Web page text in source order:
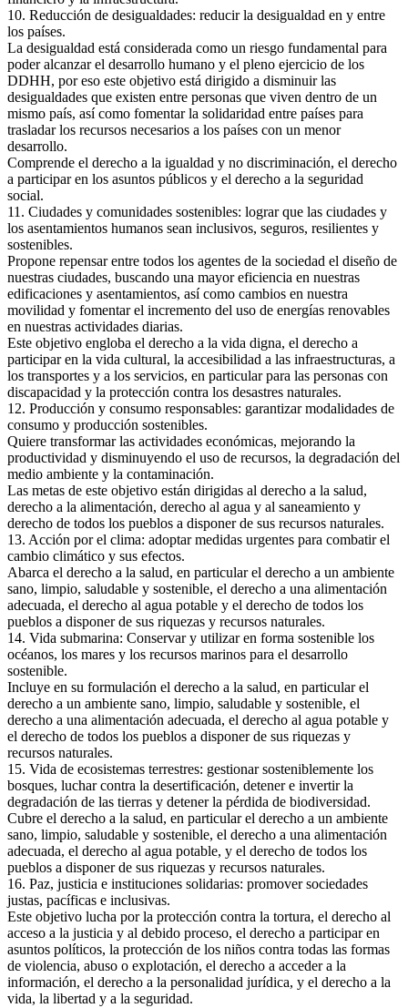
10. Reducción de desigualdades: reducir la desigualdad en y entre
los países.
La desigualdad está considerada como un riesgo fundamental para
poder alcanzar el desarrollo humano y el pleno ejercicio de los
DDHH, por eso este objetivo está dirigido a disminuir las
desigualdades que existen entre personas que viven dentro de un
mismo país, así como fomentar la solidaridad entre países para
trasladar los recursos necesarios a los países con un menor
desarrollo.
Comprende el derecho a la igualdad y no discriminación, el derecho
a participar en los asuntos públicos y el derecho a la seguridad
social.
11. Ciudades y comunidades sostenibles: lograr que las ciudades y
los asentamientos humanos sean inclusivos, seguros, resilientes y
sostenibles.
Propone repensar entre todos los agentes de la sociedad el diseño de
nuestras ciudades, buscando una mayor eficiencia en nuestras
edificaciones y asentamientos, así como cambios en nuestra
movilidad y fomentar el incremento del uso de energías renovables
en nuestras actividades diarias.
Este objetivo engloba el derecho a la vida digna, el derecho a
participar en la vida cultural, la accesibilidad a las infraestructuras, a
los transportes y a los servicios, en particular para las personas con
discapacidad y la protección contra los desastres naturales.
12. Producción y consumo responsables: garantizar modalidades de
consumo y producción sostenibles.
Quiere transformar las actividades económicas, mejorando la
productividad y disminuyendo el uso de recursos, la degradación del
medio ambiente y la contaminación.
Las metas de este objetivo están dirigidas al derecho a la salud,
derecho a la alimentación, derecho al agua y al saneamiento y
derecho de todos los pueblos a disponer de sus recursos naturales.
13. Acción por el clima: adoptar medidas urgentes para combatir el
cambio climático y sus efectos.
Abarca el derecho a la salud, en particular el derecho a un ambiente
sano, limpio, saludable y sostenible, el derecho a una alimentación
adecuada, el derecho al agua potable y el derecho de todos los
pueblos a disponer de sus riquezas y recursos naturales.
14. Vida submarina: Conservar y utilizar en forma sostenible los
océanos, los mares y los recursos marinos para el desarrollo
sostenible.
Incluye en su formulación el derecho a la salud, en particular el
derecho a un ambiente sano, limpio, saludable y sostenible, el
derecho a una alimentación adecuada, el derecho al agua potable y
el derecho de todos los pueblos a disponer de sus riquezas y
recursos naturales.
15. Vida de ecosistemas terrestres: gestionar sosteniblemente los
bosques, luchar contra la desertificación, detener e invertir la
degradación de las tierras y detener la pérdida de biodiversidad.
Cubre el derecho a la salud, en particular el derecho a un ambiente
sano, limpio, saludable y sostenible, el derecho a una alimentación
adecuada, el derecho al agua potable, y el derecho de todos los
pueblos a disponer de sus riquezas y recursos naturales.
16. Paz, justicia e instituciones solidarias: promover sociedades
justas, pacíficas e inclusivas.
Este objetivo lucha por la protección contra la tortura, el derecho al
acceso a la justicia y al debido proceso, el derecho a participar en
asuntos políticos, la protección de los niños contra todas las formas
de violencia, abuso o explotación, el derecho a acceder a la
información, el derecho a la personalidad jurídica, y el derecho a la
vida, la libertad y a la seguridad.